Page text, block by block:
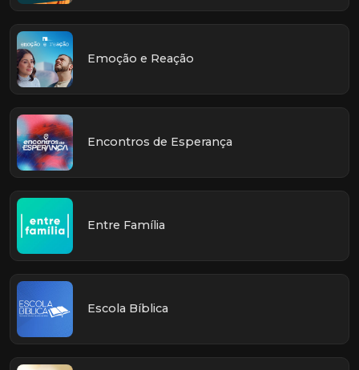
Emoção e Reação
Encontros de Esperança
Entre Família
Escola Bíblica